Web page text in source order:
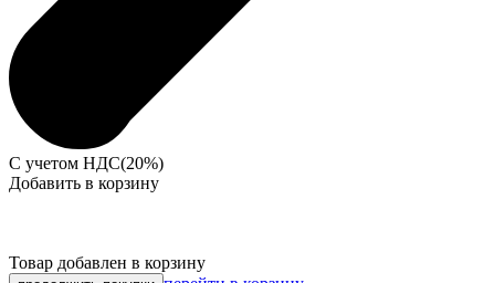
С учетом НДС(20%)
Добавить в корзину
Товар добавлен в корзину